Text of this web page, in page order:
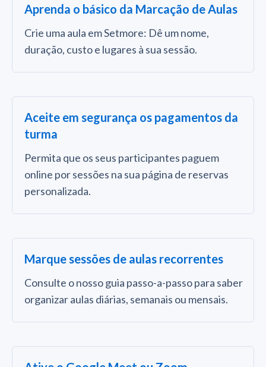
Aprenda o básico da Marcação de Aulas
Crie uma aula em Setmore: Dê um nome,
duração, custo e lugares à sua sessão.
Aceite em segurança os pagamentos da
turma
Permita que os seus participantes paguem
online por sessões na sua página de reservas
personalizada.
Marque sessões de aulas recorrentes
Consulte o nosso guia passo-a-passo para saber
organizar aulas diárias, semanais ou mensais.